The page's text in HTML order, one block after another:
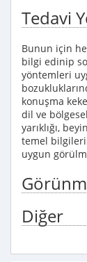
Tedavi
Bunun için
bilgi edinip
yöntemleri
konuşma
dil ve
yarıklığı,
temel
uygun
Diğer